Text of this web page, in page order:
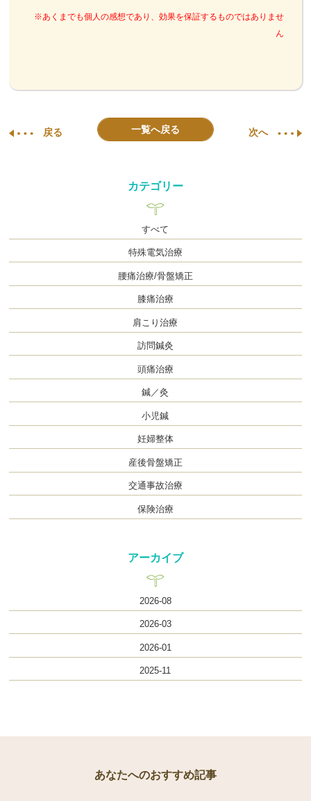
※あくまでも個人の感想であり、効果を保証するものではありませ
ん
戻る 一覧へ戻る 次へ
カテゴリー
すべて
特殊電気治療
腰痛治療/骨盤矯正
膝痛治療
肩こり治療
訪問鍼灸
頭痛治療
鍼／灸
小児鍼
妊婦整体
産後骨盤矯正
交通事故治療
保険治療
アーカイブ
2026-08
2026-03
2026-01
2025-11
あなたへのおすすめ記事